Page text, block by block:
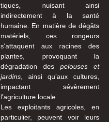
tiques, nuisant ainsi
indirectement à la santé
humaine. En matière de dégâts
matériels, ces rongeurs
s’attaquent aux racines des
plantes, provoquant la
dégradation des pelouses et
jardins, ainsi qu’aux cultures,
impactant sévèrement
l’agriculture locale.
Les exploitants agricoles, en
particulier, peuvent voir leurs